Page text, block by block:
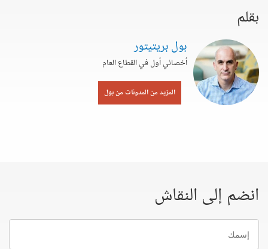
بقلم
بول بريتيتور
أخصائي أول في القطاع العام
المزيد من المدونات من بول
انضم إلى النقاش
إسمك